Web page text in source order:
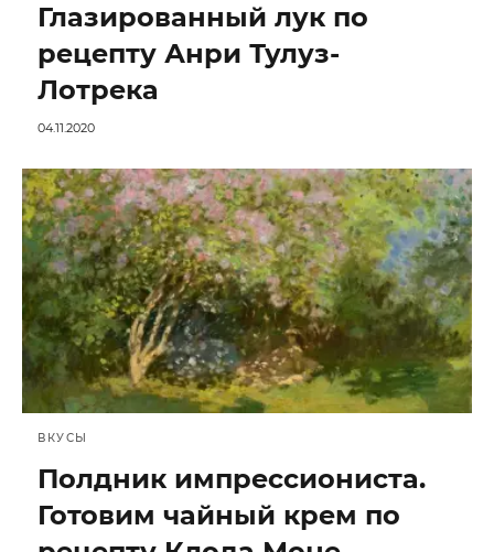
Глазированный лук по
рецепту Анри Тулуз-
Лотрека
04.11.2020
ВКУСЫ
Полдник импрессиониста.
Готовим чайный крем по